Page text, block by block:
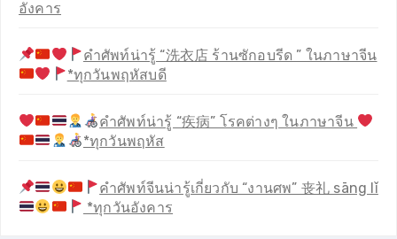
อังคาร
คำศัพท์น่ารู้ “洗衣店 ร้านซักอบรีด ” ในภาษาจีน
*ทุกวันพฤหัสบดี
คำศัพท์น่ารู้ “疾病” โรคต่างๆ ในภาษาจีน
*ทุกวันพฤหัส
คำศัพท์จีนน่ารู้เกี่ยวกับ “งานศพ” 丧礼 sāng lǐ
*ทุกวันอังคาร